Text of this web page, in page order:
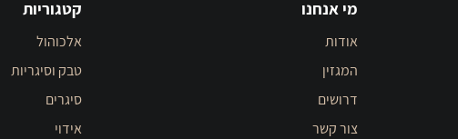
מי אנחנו
אודות
המגזין
דרושים
צור קשר
קטגוריות
אלכוהול
טבק וסיגריות
סיגרים
אידוי